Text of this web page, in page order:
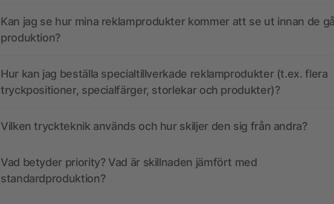
Kan jag se hur mina reklamprodukter kommer att se ut innan de
produktion?
Hur kan jag beställa specialtillverkade reklamprodukter (t.ex. flera
tryckpositioner, specialfärger, storlekar och produkter)?
Vilken tryckteknik används och hur skiljer den sig från andra?
Vad betyder priority? Vad är skillnaden jämfört med
standardproduktion?